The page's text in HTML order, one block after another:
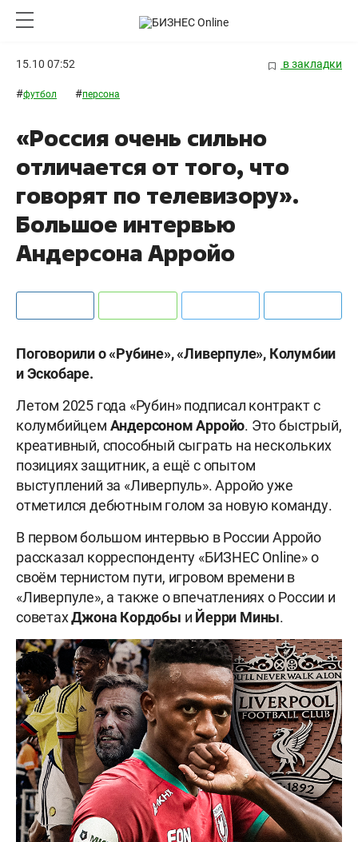
15.10 07:52 в закладки
#футбол #персона
«Россия очень сильно
отличается от того, что
говорят по телевизору».
Большое интервью
Андерсона Арройо
Поговорили о «Рубине», «Ливерпуле», Колумбии
и Эскобаре.
Летом 2025 года «Рубин» подписал контракт с
колумбийцем АндерсономАрройо. Это быстрый,
креативный, способный сыграть на нескольких
позициях защитник, а ещё с опытом
выступлений за «Ливерпуль». Арройо уже
отметился дебютным голом за новую команду.
В первом большом интервью в России Арройо
рассказал корреспонденту «БИЗНЕС Online» о
своём тернистом пути, игровом времени в
«Ливерпуле», а также о впечатлениях о России и
советахДжона Кордобы и Йерри Мины.